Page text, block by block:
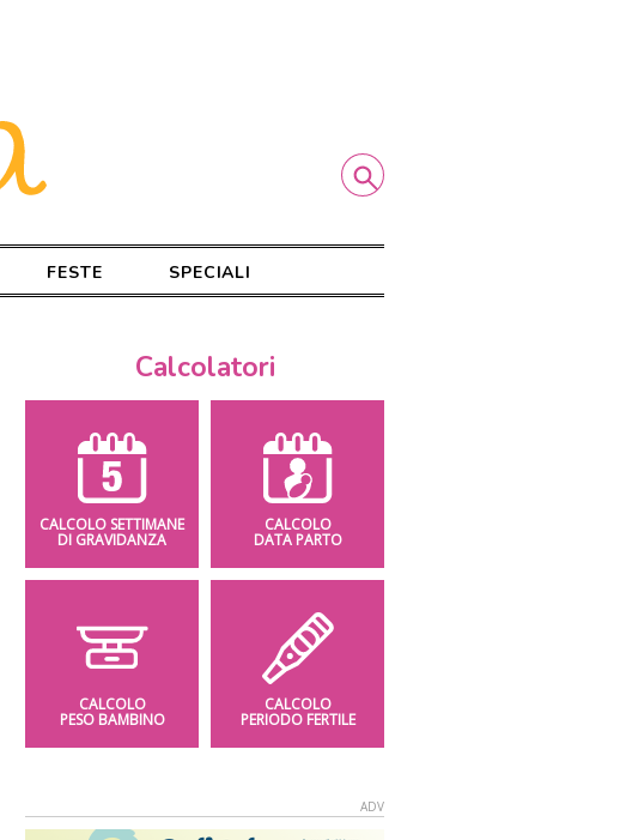
FESTE SPECIALI
Calcolatori
CALCOLO SETTIMANE
DI GRAVIDANZA
CALCOLO
DATA PARTO
CALCOLO
PESO BAMBINO
CALCOLO
PERIODO FERTILE